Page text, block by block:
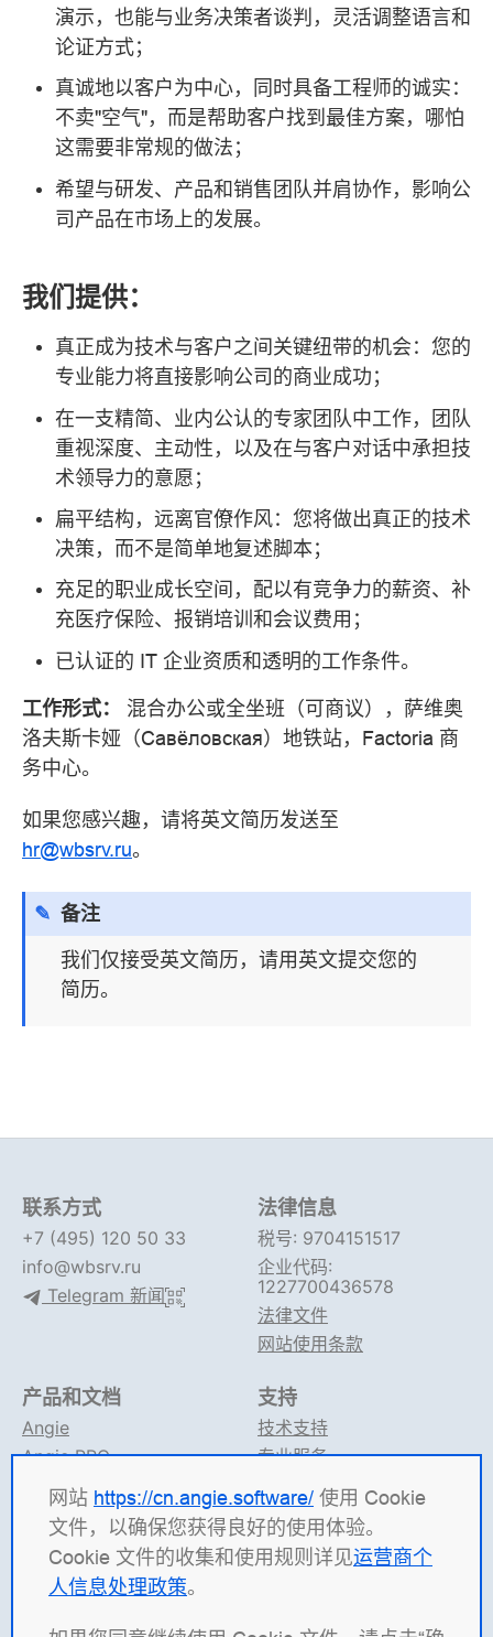
演示，也能与业务决策者谈判，灵活调整语言和
论证方式；
真诚地以客户为中心，同时具备工程师的诚实：
不卖"空气"，而是帮助客户找到最佳方案，哪怕
这需要非常规的做法；
希望与研发、产品和销售团队并肩协作，影响公
司产品在市场上的发展。
我们提供：
真正成为技术与客户之间关键纽带的机会：您的
专业能力将直接影响公司的商业成功；
在一支精简、业内公认的专家团队中工作，团队
重视深度、主动性，以及在与客户对话中承担技
术领导力的意愿；
扁平结构，远离官僚作风：您将做出真正的技术
决策，而不是简单地复述脚本；
充足的职业成长空间，配以有竞争力的薪资、补
充医疗保险、报销培训和会议费用；
已认证的 IT 企业资质和透明的工作条件。
工作形式：
混合办公或全坐班（可商议），萨维奥
洛夫斯卡娅（Савёловская）地铁站，Factoria 商
务中心。
如果您感兴趣，请将英文简历发送至
hr@wbsrv.ru。
备注
我们仅接受英文简历，请用英文提交您的
简历。
网站 https://cn.angie.software/ 使用 Cookie
文件，以确保您获得良好的使用体验。
Cookie 文件的收集和使用规则详见运营商个
人信息处理政策。
联系方式
+7 (495) 120 50 33
info@wbsrv.ru
Telegram 新闻
法律信息
税号: 9704151517
企业代码:
1227700436578
法律文件
网站使用条款
产品和文档
Angie
Angie PRO
ANIC
Angie 文档
支持
技术支持
专业服务
论坛
Telegram 支持
Angie Software（有限责任公司 "Web Server"）是一家
俄罗斯 IT 公司，专注于高并发系统解决方案的开发。 我
们的产品包括：负载均衡平台Angie ADC （应用交付控制